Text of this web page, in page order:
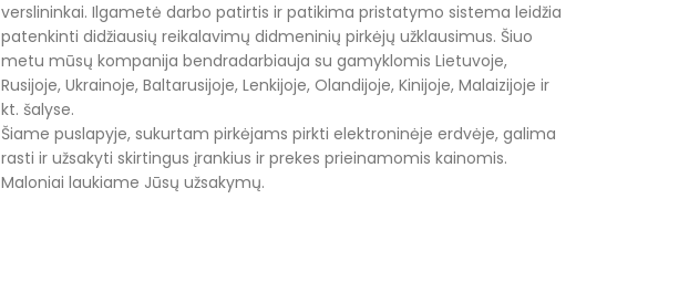
verslininkai. Ilgametė darbo patirtis ir patikima pristatymo sistema leidžia
patenkinti didžiausių reikalavimų didmeninių pirkėjų užklausimus. Šiuo
metu mūsų kompanija bendradarbiauja su gamyklomis Lietuvoje,
Rusijoje, Ukrainoje, Baltarusijoje, Lenkijoje, Olandijoje, Kinijoje, Malaizijoje ir
kt. šalyse.
Šiame puslapyje, sukurtam pirkėjams pirkti elektroninėje erdvėje, galima
rasti ir užsakyti skirtingus įrankius ir prekes prieinamomis kainomis.
Maloniai laukiame Jūsų užsakymų.